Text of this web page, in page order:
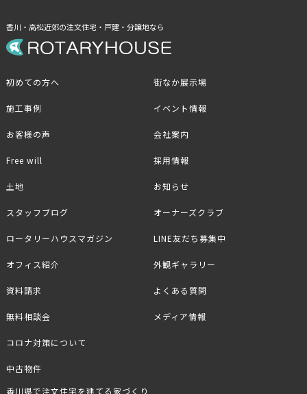
香川・高松近郊の注文住宅・戸建・分譲地なら
初めての方へ
施工事例
お客様の声
Free will
土地
街なか展示場
イベント情報
会社案内
採用情報
お知らせ
スタッフブログ
ロータリーハウスマガジン
オフィス紹介
資料請求
無料相談会
オーナーズクラブ
LINE友だち募集中
外観ギャラリー
よくある質問
メディア情報
コロナ対策について
中古物件
香川県で注文住宅を建てる家づくり